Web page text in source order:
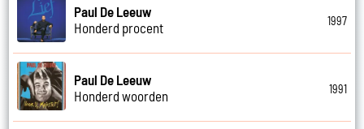
Paul De Leeuw
Honderd procent
1997
Paul De Leeuw
Honderd woorden
1991